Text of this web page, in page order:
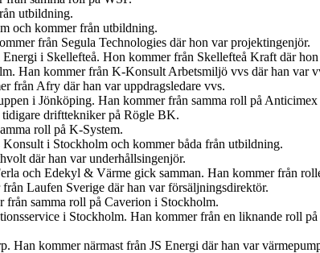
utbildning.
och kommer från utbildning.
från Segula Technologies där hon var projektingenjör.
i Skellefteå. Hon kommer från Skellefteå Kraft där
Han kommer från K-Konsult Arbetsmiljö vvs där han var
från Afry där han var uppdragsledare vvs.
i Jönköping. Han kommer från samma roll på Anticimex
drifttekniker på Rögle BK.
roll på K-System.
i Stockholm och kommer båda från utbildning.
där han var underhållsingenjör.
och Edekyl & Värme gick samman. Han kommer från
Laufen Sverige där han var försäljningsdirektör.
samma roll på Caverion i Stockholm.
i Stockholm. Han kommer från en liknande roll
Han kommer närmast från JS Energi där han var